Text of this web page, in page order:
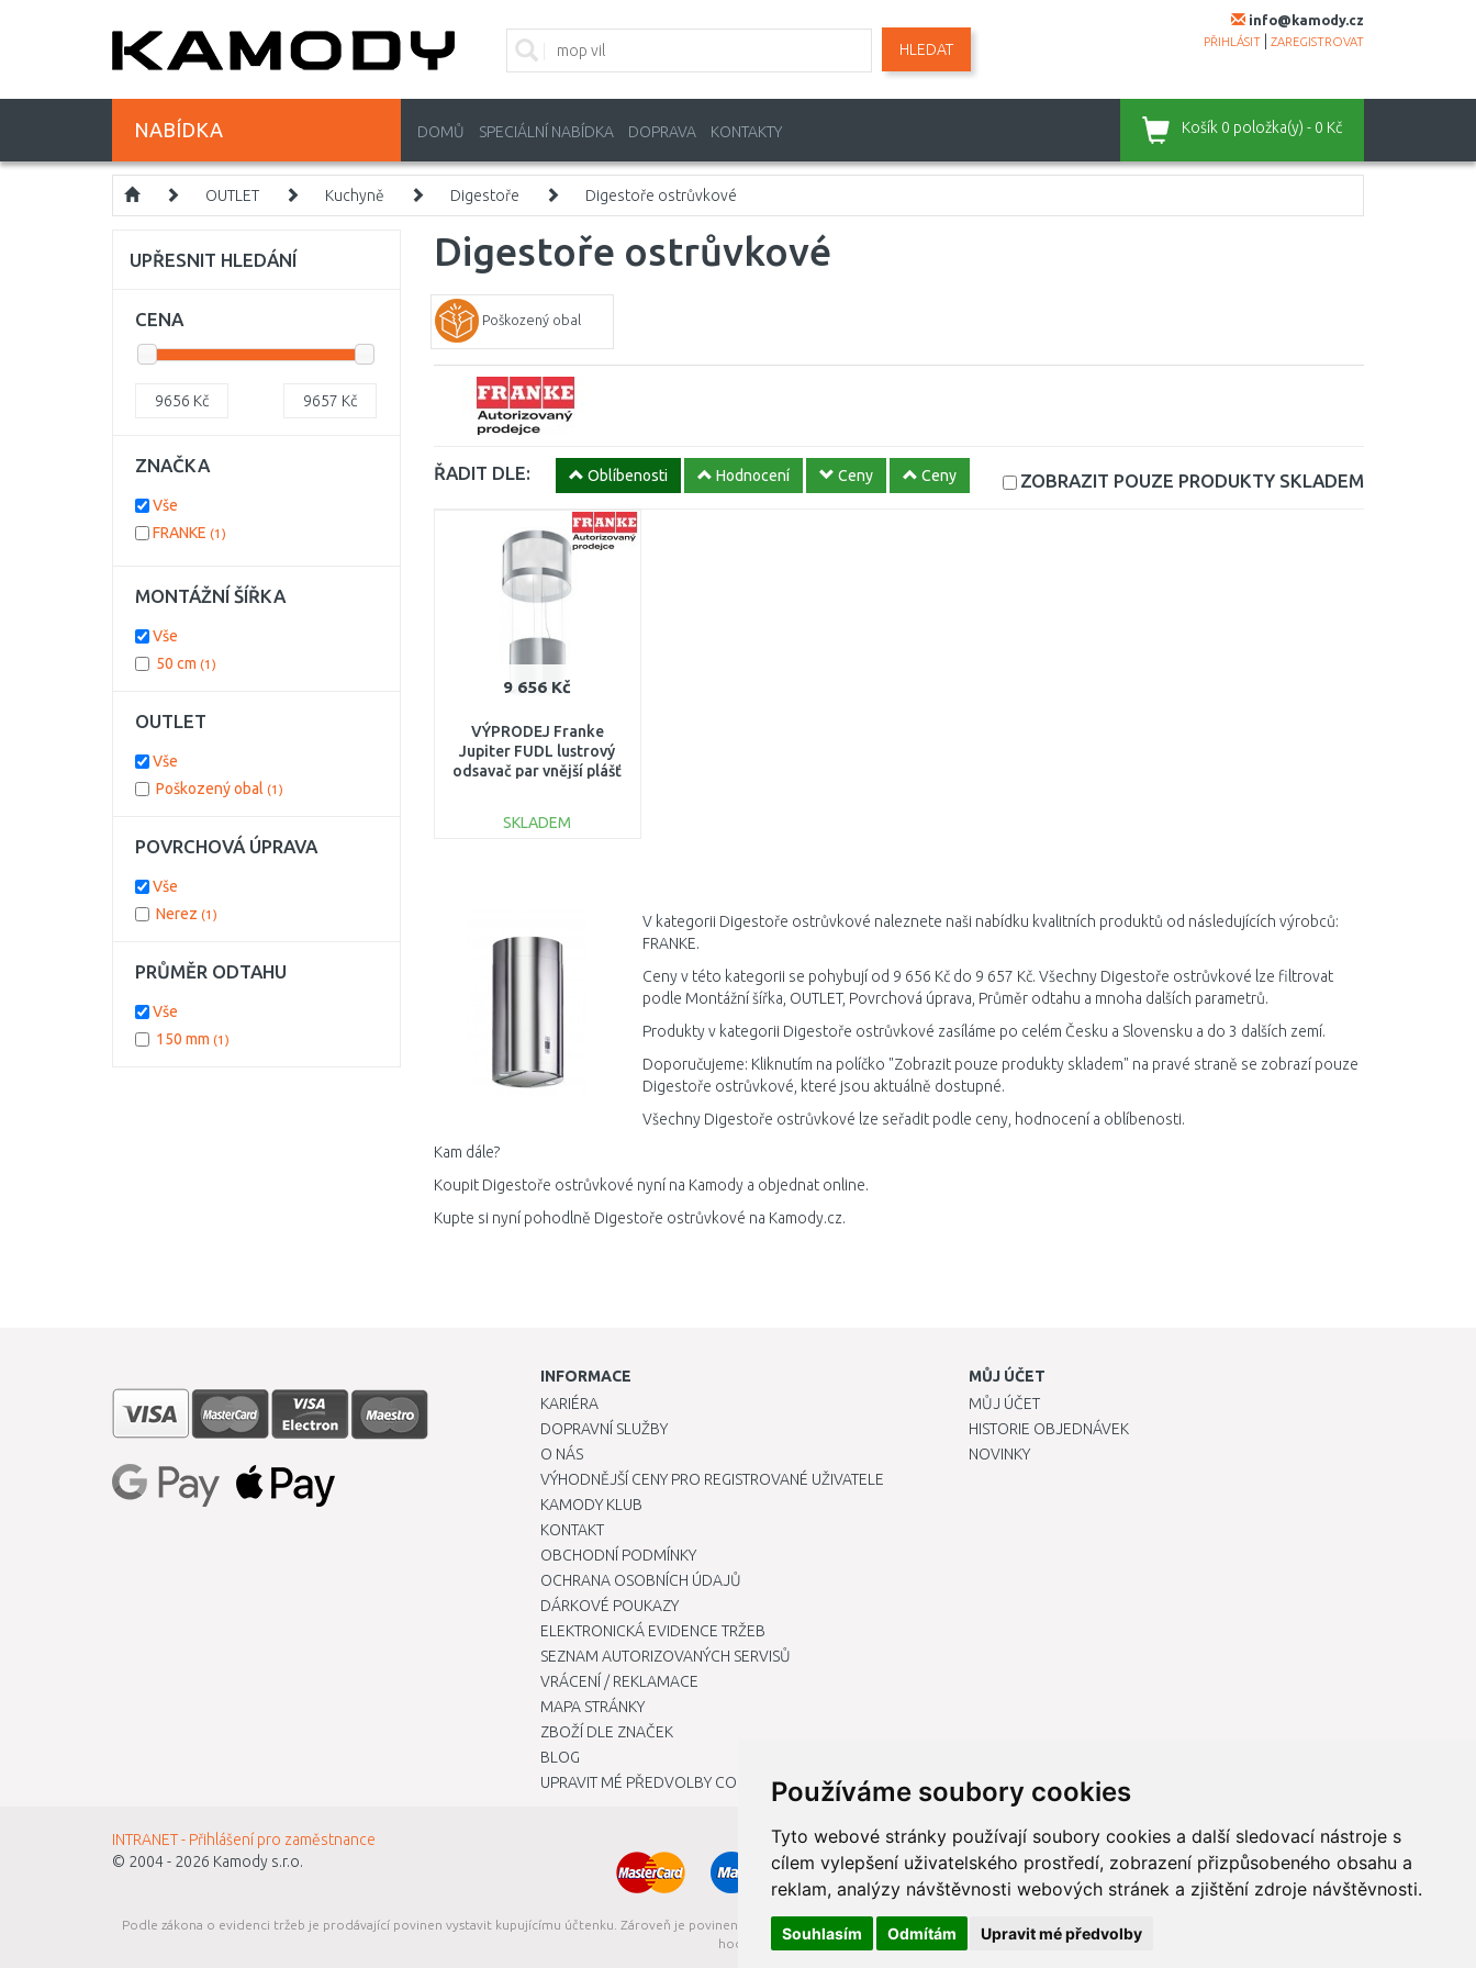
Používáme soubory cookies
Tyto webové stránky používají soubory cookies a další sledovací nástroje s
cílem vylepšení uživatelského prostředí, zobrazení přizpůsobeného obsahu a
reklam, analýzy návštěvnosti webových stránek a zjištění zdroje návštěvnosti.
Souhlasím Odmítám Upravit mé předvolby
info@kamody.cz
PŘIHLÁSIT ZAREGISTROVAT
HLEDAT
NABÍDKA DOMŮ SPECIÁLNÍ NABÍDKA DOPRAVA KONTAKTY Košík 0 položka(y) - 0 Kč
OUTLET Kuchyně Digestoře Digestoře ostrůvkové
Digestoře ostrůvkové
Poškozený obal
ŘADIT DLE: Oblíbenosti Hodnocení Ceny Ceny ZOBRAZIT POUZE PRODUKTY SKLADEM
9 656 Kč
VÝPRODEJ Franke
Jupiter FUDL lustrový
odsavač par vnější plášť
SKLADEM
V kategorii Digestoře ostrůvkové naleznete naši nabídku kvalitních produktů od následujících výrobců:
FRANKE.
Ceny v této kategorii se pohybují od 9 656 Kč do 9 657 Kč. Všechny Digestoře ostrůvkové lze filtrovat
podle Montážní šířka, OUTLET, Povrchová úprava, Průměr odtahu a mnoha dalších parametrů.
Produkty v kategorii Digestoře ostrůvkové zasíláme po celém Česku a Slovensku a do 3 dalších zemí.
Doporučujeme: Kliknutím na políčko "Zobrazit pouze produkty skladem" na pravé straně se zobrazí pouze
Digestoře ostrůvkové, které jsou aktuálně dostupné.
Všechny Digestoře ostrůvkové lze seřadit podle ceny, hodnocení a oblíbenosti.
Kam dále?
Koupit Digestoře ostrůvkové nyní na Kamody a objednat online.
Kupte si nyní pohodlně Digestoře ostrůvkové na Kamody.cz.
UPŘESNIT HLEDÁNÍ
CENA
9656 Kč 9657 Kč
ZNAČKA
Vše
FRANKE (1)
MONTÁŽNÍ ŠÍŘKA
Vše
50 cm (1)
OUTLET
Vše
Poškozený obal (1)
POVRCHOVÁ ÚPRAVA
Vše
Nerez (1)
PRŮMĚR ODTAHU
Vše
150 mm (1)
INFORMACE
KARIÉRA
DOPRAVNÍ SLUŽBY
O NÁS
VÝHODNĚJŠÍ CENY PRO REGISTROVANÉ UŽIVATELE
KAMODY KLUB
KONTAKT
OBCHODNÍ PODMÍNKY
OCHRANA OSOBNÍCH ÚDAJŮ
DÁRKOVÉ POUKAZY
ELEKTRONICKÁ EVIDENCE TRŽEB
SEZNAM AUTORIZOVANÝCH SERVISŮ
VRÁCENÍ / REKLAMACE
MAPA STRÁNKY
ZBOŽÍ DLE ZNAČEK
BLOG
UPRAVIT MÉ PŘEDVOLBY COOKIES
MŮJ ÚČET
MŮJ ÚČET
HISTORIE OBJEDNÁVEK
NOVINKY
INTRANET - Přihlášení pro zaměstnance
© 2004 - 2026 Kamody s.r.o.
Podle zákona o evidenci tržeb je prodávající povinen vystavit kupujícímu účtenku. Zároveň je povinen zaevidovat přijatou tržbu u správce daně online; v případě technického výpadku pak nejpozději do 48
hodin.